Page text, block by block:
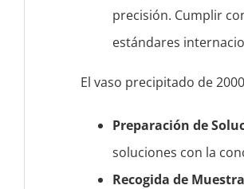
precisión. Cumplir
estándares
El vaso precipitado de
Preparación de
soluciones con la
Recogida de